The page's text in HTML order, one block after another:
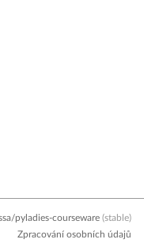
pyladies-courseware (stable)
Zpracování osobních údajů